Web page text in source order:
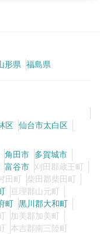
形県 福島県
区 仙台市太白区
角田市
多賀城市
富谷市 刈田郡蔵王町
田町
柴田郡柴田町
亘理郡山元町
町 黒川郡大和町
加美郡加美町
本吉郡南三陸町